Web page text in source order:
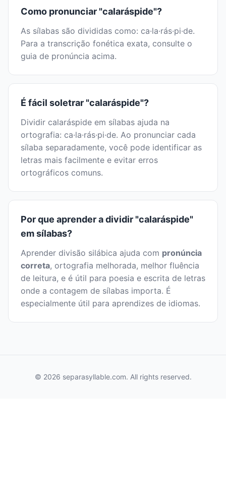
Como pronunciar "calaráspide"?
As sílabas são divididas como: ca·la·rás·pi·de.
Para a transcrição fonética exata, consulte o
guia de pronúncia acima.
É fácil soletrar "calaráspide"?
Dividir calaráspide em sílabas ajuda na
ortografia: ca·la·rás·pi·de. Ao pronunciar cada
sílaba separadamente, você pode identificar as
letras mais facilmente e evitar erros
ortográficos comuns.
Por que aprender a dividir "calaráspide"
em sílabas?
Aprender divisão silábica ajuda com pronúncia
correta, ortografia melhorada, melhor fluência
de leitura, e é útil para poesia e escrita de letras
onde a contagem de sílabas importa. É
especialmente útil para aprendizes de idiomas.
© 2026 separasyllable.com. All rights reserved.